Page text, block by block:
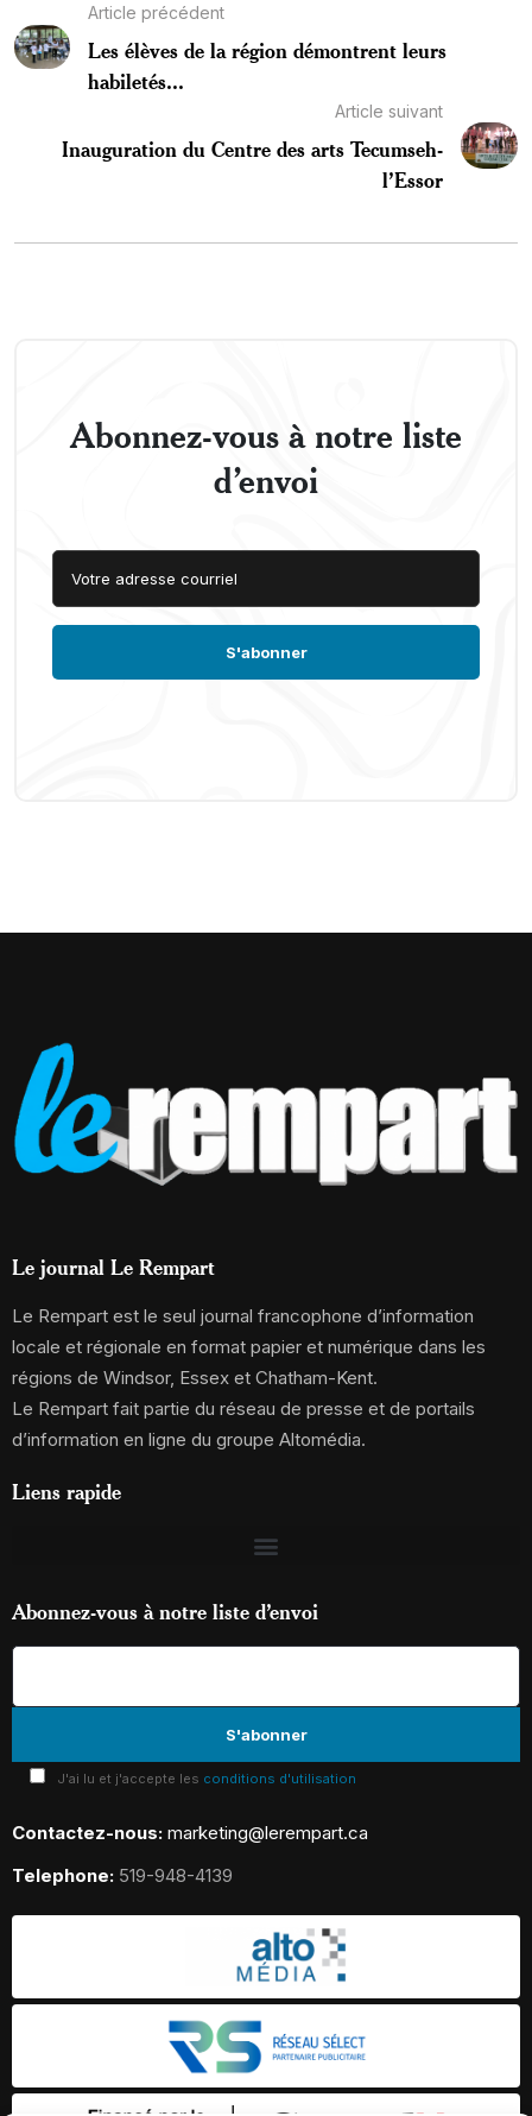
Article précédent
Les élèves de la région démontrent leurs
habiletés...
Article suivant
Inauguration du Centre des arts Tecumseh-
l’Essor
Abonnez-vous à notre liste
d’envoi
Le journal Le Rempart
Le Rempart est le seul journal francophone d’information
locale et régionale en format papier et numérique dans les
régions de Windsor, Essex et Chatham-Kent.
Le Rempart fait partie du réseau de presse et de portails
d’information en ligne du groupe Altomédia.
Liens rapide
Abonnez-vous à notre liste d’envoi
J'ai lu et j'accepte les conditions d'utilisation
Contactez-nous: marketing@lerempart.ca
Telephone: 519-948-4139